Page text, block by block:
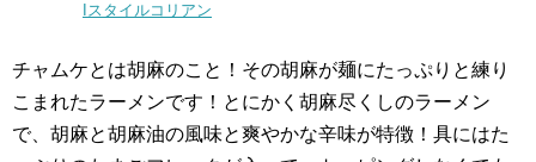
Iスタイルコリアン
チャムケとは胡麻のこと！その胡麻が麺にたっぷりと練り
こまれたラーメンです！とにかく胡麻尽くしのラーメン
で、胡麻と胡麻油の風味と爽やかな辛味が特徴！具にはた